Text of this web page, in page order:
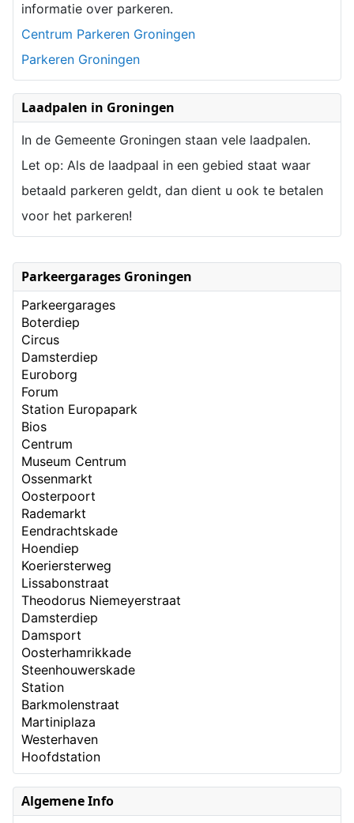
Parkeergarages Groningen
Parkeergarages
Boterdiep
Circus
Damsterdiep
Euroborg
Forum
Station Europapark
Bios
Centrum
Museum Centrum
Ossenmarkt
Oosterpoort
Rademarkt
Eendrachtskade
Hoendiep
Koeriersterweg
Lissabonstraat
Theodorus Niemeyerstraat
Damsterdiep
Damsport
Oosterhamrikkade
Steenhouwerskade
Station
Barkmolenstraat
Martiniplaza
Westerhaven
Hoofdstation
Algemene Info
informatie over parkeren.
Centrum Parkeren Groningen
Parkeren Groningen
Laadpalen in Groningen
In de Gemeente Groningen staan vele laadpalen.
Let op: Als de laadpaal in een gebied staat waar
betaald parkeren geldt, dan dient u ook te betalen
voor het parkeren!